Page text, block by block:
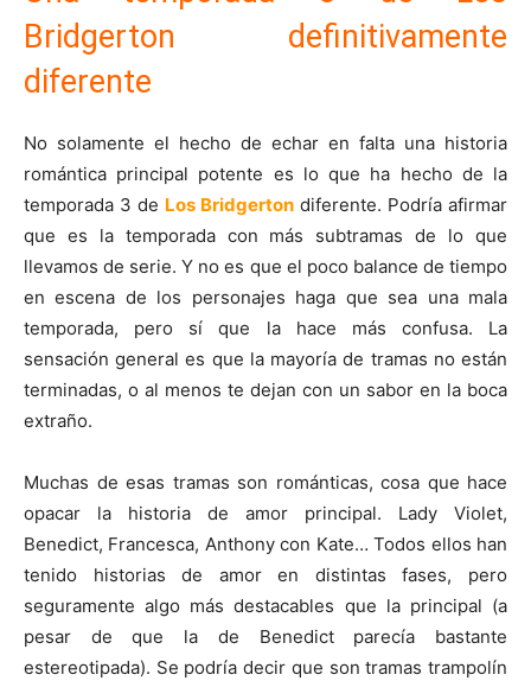
Bridgerton definitivamente
diferente
No solamente el hecho de echar en falta una historia
romántica principal potente es lo que ha hecho de la
temporada 3 de Los Bridgerton diferente. Podría afirmar
que es la temporada con más subtramas de lo que
llevamos de serie. Y no es que el poco balance de tiempo
en escena de los personajes haga que sea una mala
temporada, pero sí que la hace más confusa. La
sensación general es que la mayoría de tramas no están
terminadas, o al menos te dejan con un sabor en la boca
extraño.
Muchas de esas tramas son románticas, cosa que hace
opacar la historia de amor principal. Lady Violet,
Benedict, Francesca, Anthony con Kate… Todos ellos han
tenido historias de amor en distintas fases, pero
seguramente algo más destacables que la principal (a
pesar de que la de Benedict parecía bastante
estereotipada). Se podría decir que son tramas trampolín